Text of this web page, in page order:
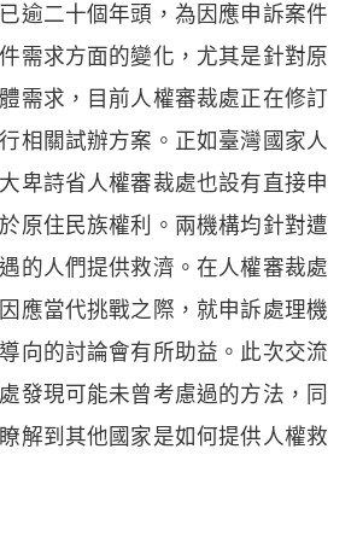
逾二十個年頭，為因應申訴案件
需求方面的變化，尤其是針對原
需求，目前人權審裁處正在修訂
相關試辦方案。正如臺灣國家人
卑詩省人權審裁處也設有直接申
原住民族權利。兩機構均針對遭
的人們提供救濟。在人權審裁處
應當代挑戰之際，就申訴處理機
向的討論會有所助益。此次交流
發現可能未曾考慮過的方法，同
解到其他國家是如何提供人權救